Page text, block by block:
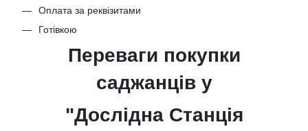
Оплата за реквізитами
Готівкою
Переваги покупки
саджанців у
"Дослідна Станція